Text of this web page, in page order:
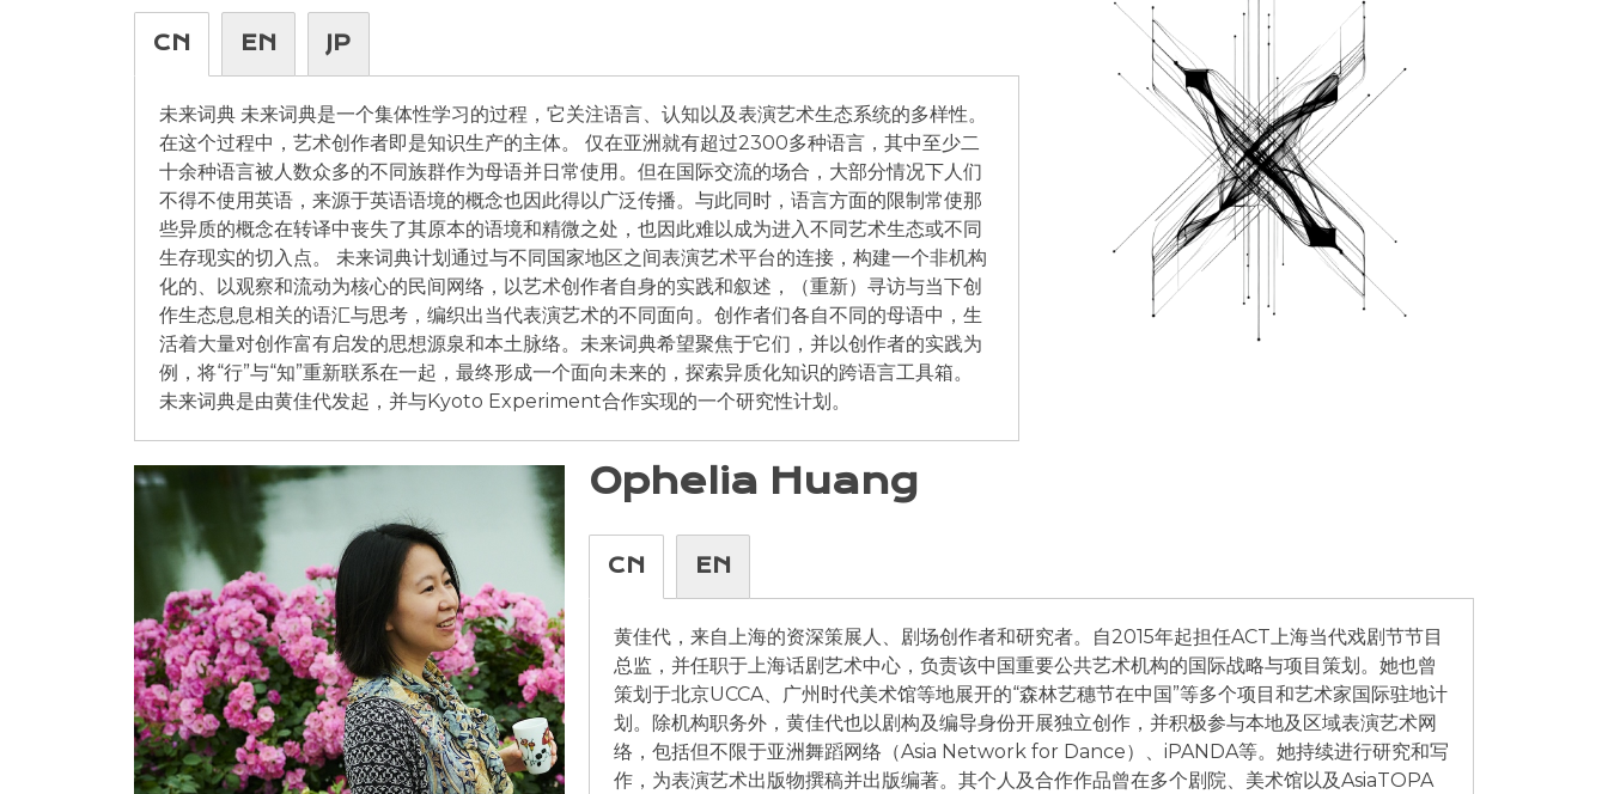
CN EN JP
未来词典 未来词典是一个集体性学习的过程，它关注语言、认知以及表演艺术生态系统的多样性。
在这个过程中，艺术创作者即是知识生产的主体。 仅在亚洲就有超过2300多种语言，其中至少二
十余种语言被人数众多的不同族群作为母语并日常使用。但在国际交流的场合，大部分情况下人们
不得不使用英语，来源于英语语境的概念也因此得以广泛传播。与此同时，语言方面的限制常使那
些异质的概念在转译中丧失了其原本的语境和精微之处，也因此难以成为进入不同艺术生态或不同
生存现实的切入点。 未来词典计划通过与不同国家地区之间表演艺术平台的连接，构建一个非机构
化的、以观察和流动为核心的民间网络，以艺术创作者自身的实践和叙述，（重新）寻访与当下创
作生态息息相关的语汇与思考，编织出当代表演艺术的不同面向。创作者们各自不同的母语中，生
活着大量对创作富有启发的思想源泉和本土脉络。未来词典希望聚焦于它们，并以创作者的实践为
例，将“行”与“知”重新联系在一起，最终形成一个面向未来的，探索异质化知识的跨语言工具箱。
未来词典是由黄佳代发起，并与Kyoto Experiment合作实现的一个研究性计划。
Ophelia Huang
CN EN
黄佳代，来自上海的资深策展人、剧场创作者和研究者。自2015年起担任ACT上海当代戏剧节节目
总监，并任职于上海话剧艺术中心，负责该中国重要公共艺术机构的国际战略与项目策划。她也曾
策划于北京UCCA、广州时代美术馆等地展开的“森林艺穗节在中国”等多个项目和艺术家国际驻地计
划。除机构职务外，黄佳代也以剧构及编导身份开展独立创作，并积极参与本地及区域表演艺术网
络，包括但不限于亚洲舞蹈网络（Asia Network for Dance）、iPANDA等。她持续进行研究和写
作，为表演艺术出版物撰稿并出版编著。其个人及合作作品曾在多个剧院、美术馆以及AsiaTOPA